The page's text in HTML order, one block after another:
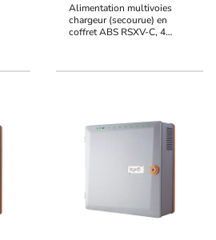
Alimentation multivoies
chargeur (secourue) en
coffret ABS RSXV-C, 4
103 mm